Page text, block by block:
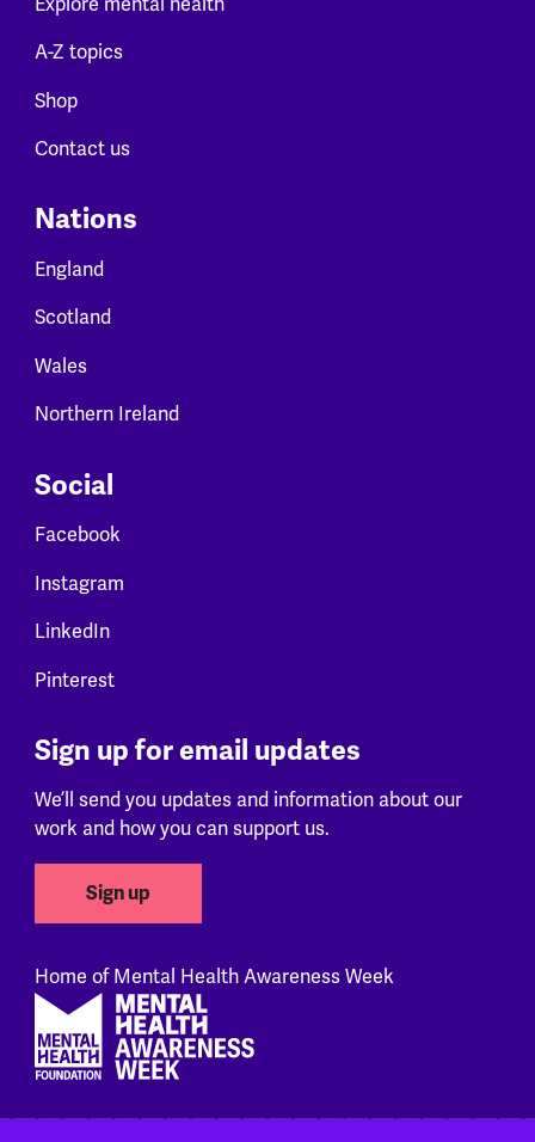
A-Z topics
Shop
Contact us
Nations
England
Scotland
Wales
Northern Ireland
Social
Facebook
Instagram
LinkedIn
Pinterest
Sign up for email updates
We’ll send you updates and information about our
work and how you can support us.
Sign up
Home of Mental Health Awareness Week